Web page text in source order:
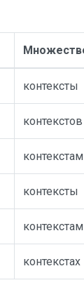
контексты
контекстов
контекстам
контексты
контекстах